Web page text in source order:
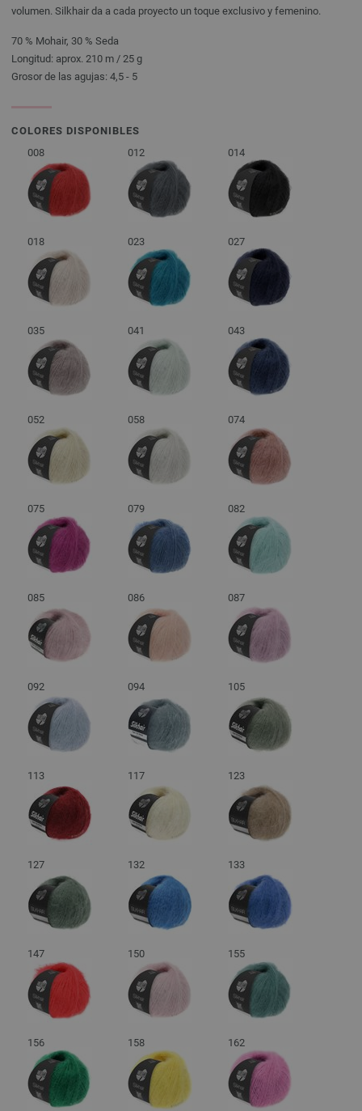
volumen. Silkhair da a cada proyecto un toque exclusivo y femenino.
70 % Mohair, 30 % Seda
Longitud: aprox. 210 m / 25 g
Grosor de las agujas: 4,5 - 5
COLORES DISPONIBLES
008
012 014
018 023 027
035 041 043
052 058 074
075 079 082
085 086 087
092 094 105
113 117 123
127 132 133
147 150 155
156 158 162